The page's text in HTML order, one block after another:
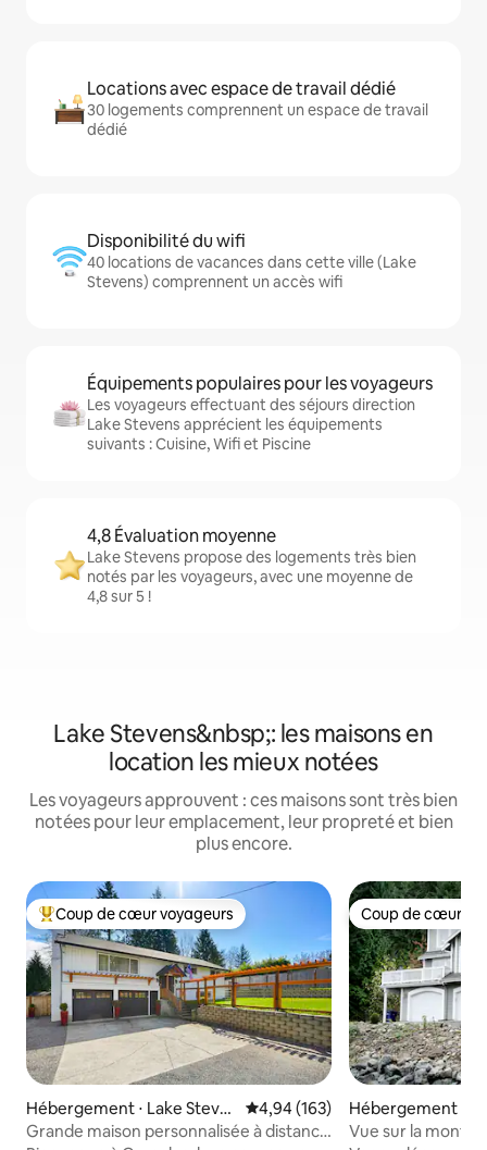
Locations avec espace de travail dédié
30 logements comprennent un espace de travail
dédié
Disponibilité du wifi
40 locations de vacances dans cette ville (Lake
Stevens) comprennent un accès wifi
Équipements populaires pour les voyageurs
Les voyageurs effectuant des séjours direction
Lake Stevens apprécient les équipements
suivants : Cuisine, Wifi et Piscine
4,8 Évaluation moyenne
Lake Stevens propose des logements très bien
notés par les voyageurs, avec une moyenne de
4,8 sur 5 !
Lake Stevens&nbsp;: les maisons en
location les mieux notées
Les voyageurs approuvent : ces maisons sont très bien
notées pour leur emplacement, leur propreté et bien
plus encore.
Coups de cœur voyageurs les plus appréciés
Coup de cœur voyageurs
Hébergement ⋅ Lake Steve
ns
Évaluation moyenne sur la
4,94 (163)
Grande maison personnalisée à distance
Coup de cœur
Coup de cœur
Hébergement ⋅
Vue sur la